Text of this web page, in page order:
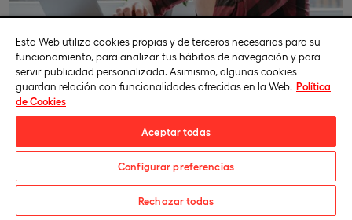
Perfil de ingreso y requisitos de acceso
Matricúlate
Esta Web utiliza cookies propias y de terceros necesarias para su
funcionamiento, para analizar tus hábitos de navegación y para
servir publicidad personalizada. Asimismo, algunas cookies
guardan relación con funcionalidades ofrecidas en la Web. Política
de Cookies
Aceptar todas
Configurar preferencias
Rechazar todas